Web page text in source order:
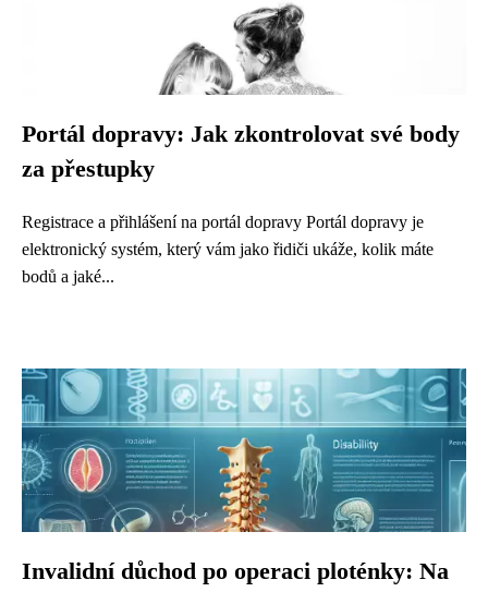
Portál dopravy: Jak zkontrolovat své body
za přestupky
Registrace a přihlášení na portál dopravy Portál dopravy je
elektronický systém, který vám jako řidiči ukáže, kolik máte
bodů a jaké...
Invalidní důchod po operaci ploténky: Na